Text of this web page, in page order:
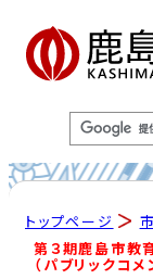
トップページ
第３期鹿島市教
（パブリックコメ